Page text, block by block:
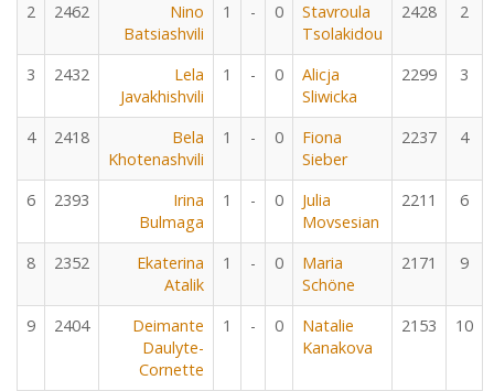
2 2462
Nino
Batsiashvili
1 - 0
Stavroula
Tsolakidou
2428 2
3 2432
Lela
Javakhishvili
1 - 0
Alicja
Sliwicka
2299 3
4 2418
Bela
Khotenashvili
1 - 0
Fiona
Sieber
2237 4
6 2393
Irina
Bulmaga
1 - 0
Julia
Movsesian
2211 6
8 2352
Ekaterina
Atalik
1 - 0
Maria
Schöne
2171 9
9 2404
Deimante
Daulyte-
Cornette
1 - 0
Natalie
Kanakova
2153 10